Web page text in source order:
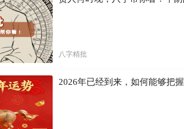
八字精批
2026年已经到来，如何能够把